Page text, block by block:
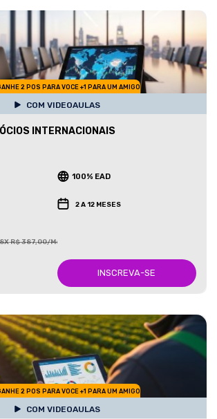
2 POS PARA VOCE +1 PARA UM AMIGO
COM VIDEOAULAS
INTERNACIONAIS
100% EAD
2 A 12 MESES
R$ 387,00/Mês
INSCREVA-SE
2 POS PARA VOCE +1 PARA UM AMIGO
COM VIDEOAULAS